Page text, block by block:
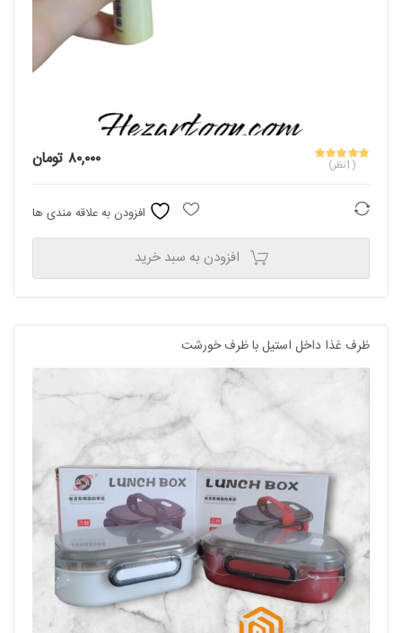
۸۰,۰۰۰ تومان (1نظر)
افزودن به علاقه مندی ها
افزودن به سبد خرید
ظرف غذا داخل استیل با ظرف خورشت